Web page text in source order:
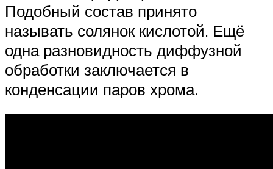
Подобный состав принято
называть солянок кислотой. Ещё
одна разновидность диффузной
обработки заключается в
конденсации паров хрома.